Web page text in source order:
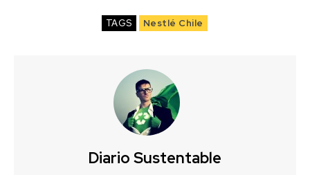
TAGS Nestlé Chile
Diario Sustentable